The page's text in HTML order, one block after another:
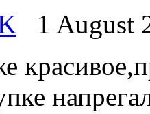
1 August